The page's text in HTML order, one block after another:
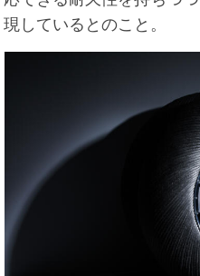
現しているとのこと。